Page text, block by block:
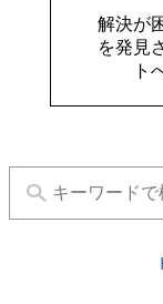
解決が
を発見
ト